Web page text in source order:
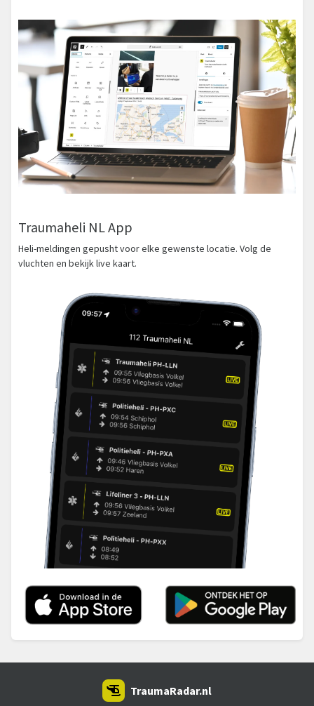
Traumaheli NL App
Heli-meldingen gepusht voor elke gewenste locatie. Volg de
vluchten en bekijk live kaart.
TraumaRadar.nl